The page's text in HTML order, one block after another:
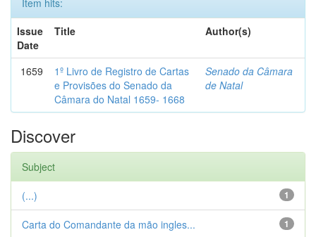
Item hits:
Issue
Date
Title Author(s)
1659
1º Livro de Registro de Cartas
e Provisões do Senado da
Câmara do Natal 1659- 1668
Senado da Câmara
de Natal
Discover
Subject
1
(...)
1
Carta do Comandante da mão ingles...